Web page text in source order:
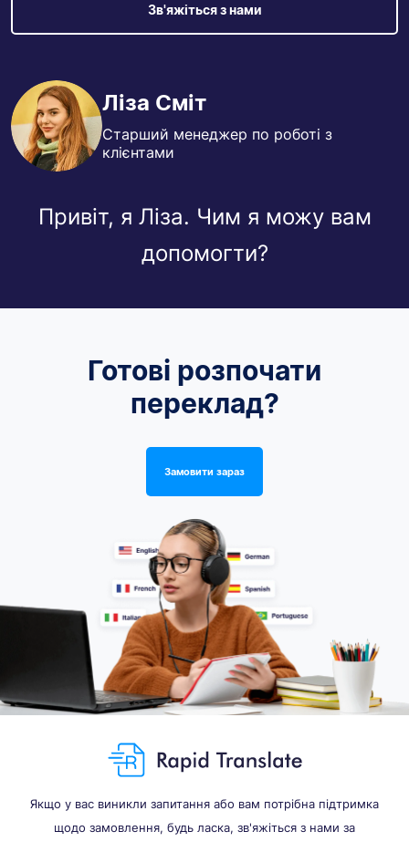
Зв'яжіться з нами
Ліза Сміт
Старший менеджер по роботі з
клієнтами
Привіт, я Ліза. Чим я можу вам
допомогти?
Готові розпочати
переклад?
Замовити зараз
Якщо у вас виникли запитання або вам потрібна підтримка
щодо замовлення, будь ласка, зв'яжіться з нами за